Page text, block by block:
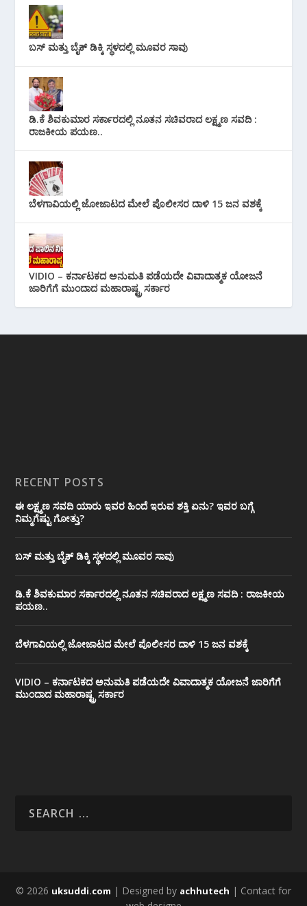
ಬಸ್ ಮತ್ತು ಬೈಕ್ ಡಿಕ್ಕಿ ಸ್ಥಳದಲ್ಲಿ ಮೂವರ ಸಾವು
ಡಿ.ಕೆ ಶಿವಕುಮಾರ ಸರ್ಕಾರದಲ್ಲಿ ನೂತನ ಸಚಿವರಾದ ಲಕ್ಷ್ಮಣ ಸವದಿ :
ರಾಜಕೀಯ ಪಯಣ..
ಬೆಳಗಾವಿಯಲ್ಲಿ ಜೋಜಾಟದ ಮೇಲೆ ಪೊಲೀಸರ ದಾಳಿ 15 ಜನ ವಶಕ್ಕೆ
VIDIO – ಕರ್ನಾಟಕದ ಅನುಮತಿ ಪಡೆಯದೇ ವಿವಾದಾತ್ಮಕ ಯೋಜನೆ
ಜಾರಿಗೆಗೆ ಮುಂದಾದ ಮಹಾರಾಷ್ಟ್ರ ಸರ್ಕಾರ
RECENT POSTS
ಈ ಲಕ್ಷ್ಮಣ ಸವದಿ ಯಾರು ಇವರ ಹಿಂದೆ ಇರುವ ಶಕ್ತಿ ಏನು? ಇವರ ಬಗ್ಗೆ
ನಿಮ್ಮಗೆಷ್ಟು ಗೋತ್ತು?
ಬಸ್ ಮತ್ತು ಬೈಕ್ ಡಿಕ್ಕಿ ಸ್ಥಳದಲ್ಲಿ ಮೂವರ ಸಾವು
ಡಿ.ಕೆ ಶಿವಕುಮಾರ ಸರ್ಕಾರದಲ್ಲಿ ನೂತನ ಸಚಿವರಾದ ಲಕ್ಷ್ಮಣ ಸವದಿ : ರಾಜಕೀಯ
ಪಯಣ..
ಬೆಳಗಾವಿಯಲ್ಲಿ ಜೋಜಾಟದ ಮೇಲೆ ಪೊಲೀಸರ ದಾಳಿ 15 ಜನ ವಶಕ್ಕೆ
VIDIO – ಕರ್ನಾಟಕದ ಅನುಮತಿ ಪಡೆಯದೇ ವಿವಾದಾತ್ಮಕ ಯೋಜನೆ ಜಾರಿಗೆಗೆ
ಮುಂದಾದ ಮಹಾರಾಷ್ಟ್ರ ಸರ್ಕಾರ
© 2026 uksuddi.com | Designed by achhutech | Contact for